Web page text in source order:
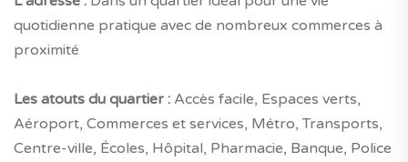
quotidienne pratique avec de nombreux commerces à
proximité
Les atouts du quartier : Accès facile, Espaces verts,
Aéroport, Commerces et services, Métro, Transports,
Centre-ville, Écoles, Hôpital, Pharmacie, Banque, Police